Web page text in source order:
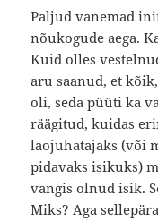
Paljud vanemad
nõukogude aega.
Kuid olles
aru saanud, et
oli, seda püüti ka
räägitud, kuidas
laojuhatajaks (või
pidavaks isikuks)
vangis olnud isik.
Miks? Aga